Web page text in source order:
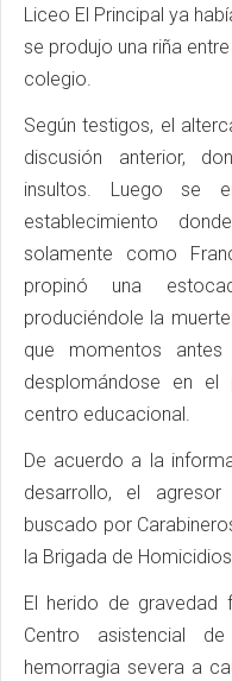
Liceo El Principal ya
se produjo una riña
colegio.
Según testigos, el
discusión anterior,
insultos. Luego se
establecimiento
solamente como
propinó una
produciéndole la
que momentos
desplomándose en
centro educacional.
De acuerdo a la
desarrollo, el
buscado por
la Brigada de
El herido de gravedad
Centro asistencial
hemorragia severa a